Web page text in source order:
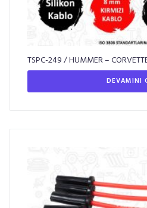
TSPC-249 / HUMMER –
DEVAMINI